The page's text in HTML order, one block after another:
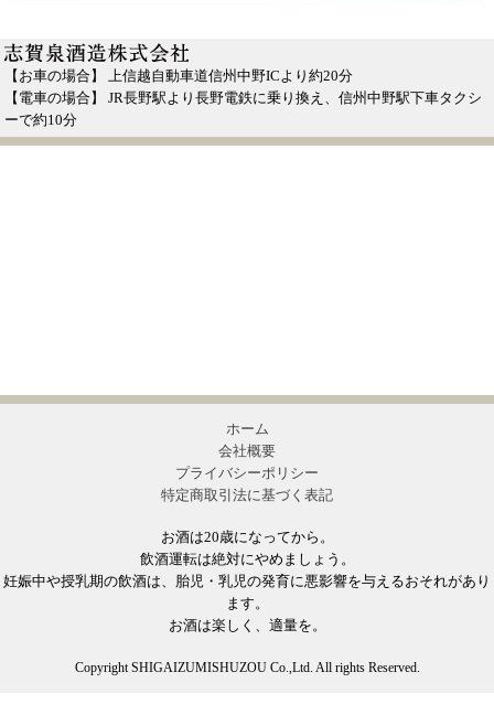
【お車の場合】 上信越自動車道信州中野ICより約20分
【電車の場合】 JR長野駅より長野電鉄に乗り換え、信州中野駅下車タクシ
ーで約10分
ホーム
会社概要
プライバシーポリシー
特定商取引法に基づく表記
お酒は20歳になってから。
飲酒運転は絶対にやめましょう。
妊娠中や授乳期の飲酒は、胎児・乳児の発育に悪影響を与えるおそれがあり
ます。
お酒は楽しく、適量を。
Copyright SHIGAIZUMISHUZOU Co.,Ltd. All rights Reserved.